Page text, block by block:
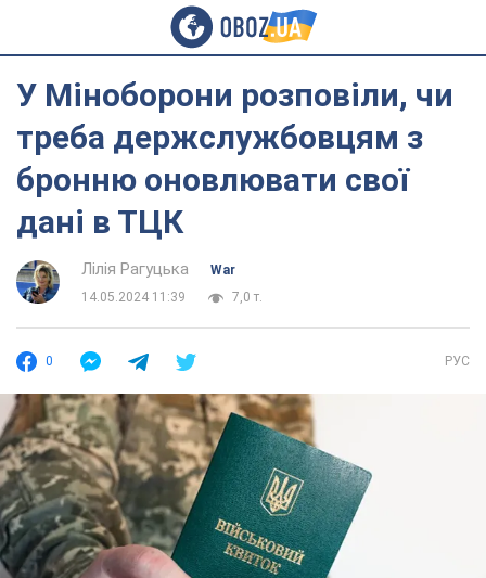
У Міноборони розповіли, чи
треба держслужбовцям з
бронню оновлювати свої
дані в ТЦК
Лілія Рагуцька
War
14.05.2024 11:39
7,0 т.
0 РУС